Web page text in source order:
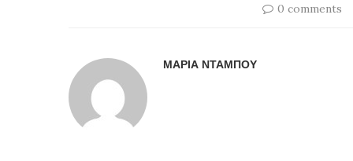
0 comments
ΜΑΡΊΑ ΝΤΆΜΠΟΥ